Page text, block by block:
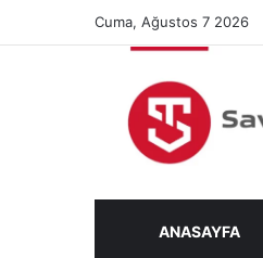
Cuma, Ağustos 7 2026
ANASAYFA